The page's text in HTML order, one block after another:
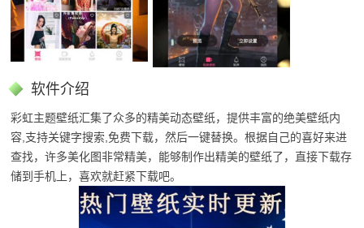
软件介绍
彩虹主题壁纸汇集了众多的精美动态壁纸，提供丰富的绝美壁纸内
容,支持关键字搜索,免费下载，然后一键替换。根据自己的喜好来进
查找，许多美化图非常精美，能够制作出精美的壁纸了，直接下载存
储到手机上，喜欢就赶紧下载吧。